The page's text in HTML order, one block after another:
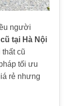
người
tại Hà Nội
thất cũ
tối ưu
rẻ nhưng